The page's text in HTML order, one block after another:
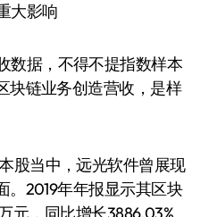
大影响
数据，不得不提指数样本
块链业务创造营收，是样
股当中，远光软件曾展现
。2019年年报显示其区块